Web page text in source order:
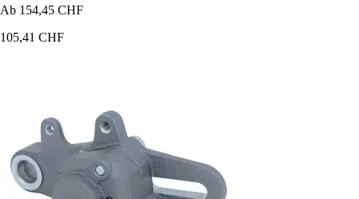
Ab 154,45 CHF
105,41 CHF